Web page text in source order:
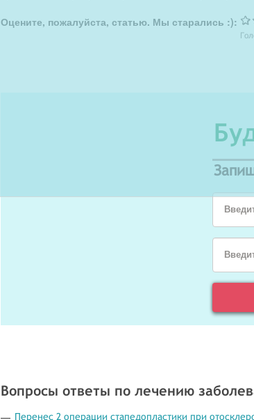
Оцените, пожалуйста, статью. Мы старались :):
Вопросы ответы по лечению
Перенес 2 операции стапедопластики при